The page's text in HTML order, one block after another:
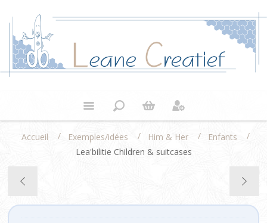
Accueil / Exemples/idées / Him & Her / Enfants
/
Lea'bilitie Children & suitcases